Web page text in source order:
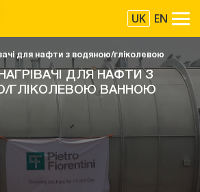
UK EN
для нафти з водяною/гліколевою
ДЛЯ НАФТИ З
ГЛІКОЛЕВОЮ ВАННОЮ